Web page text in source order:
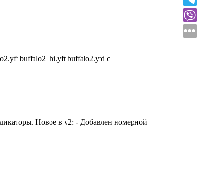
buffalo2_hi.yft buffalo2.ytd c
Новое в v2: - Добавлен номерной